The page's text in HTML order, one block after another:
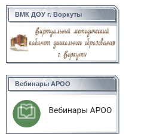
ВМК ДОУ г. Воркуты
Вебинары АРОО